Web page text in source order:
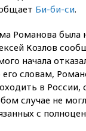
Би-би-си.
Романова была
Козлов
начала
словам,
в России,
случае не
с